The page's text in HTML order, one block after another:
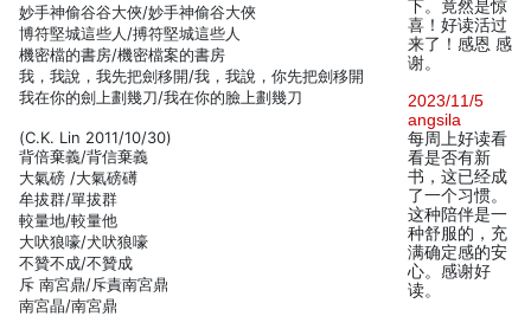
妙手神偷谷谷大俠/妙手神偷谷大俠
博符堅城這些人/搏符堅城這些人
機密檔的書房/機密檔案的書房
我，我說，我先把劍移開/我，我說，你先把劍移開
我在你的劍上劃幾刀/我在你的臉上劃幾刀
(C.K. Lin 2011/10/30)
背倍棄義/背信棄義
大氣磅 /大氣磅礡
牟拔群/單拔群
較量地/較量他
大吠狼嚎/犬吠狼嚎
不贊不成/不贊成
斥 南宮鼎/斥責南宮鼎
南宮晶/南宮鼎
下。竟然是惊
喜！好读活过
来了！感恩 感
谢。
2023/11/5
angsila
每周上好读看
看是否有新
书，这已经成
了一个习惯。
这种陪伴是一
种舒服的，充
满确定感的安
心。感谢好
读。